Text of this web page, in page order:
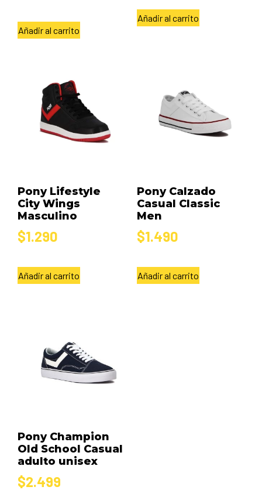
Añadir al carrito
Añadir al carrito
Pony Lifestyle
City Wings
Masculino
$1.290
Añadir al carrito
Pony Calzado
Casual Classic
Men
$1.490
Añadir al carrito
Pony Champion
Old School Casual
adulto unisex
$2.499